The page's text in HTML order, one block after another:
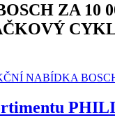
ZA 10
NABÍDKA